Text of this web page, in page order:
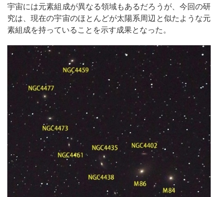
宇宙には元素組成が異なる領域もあるだろうが、今回の研
究は、現在の宇宙のほとんどが太陽系周辺と似たような元
素組成を持っていることを示す成果となった。